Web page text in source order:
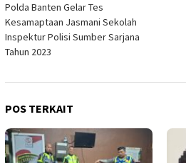
pos
Polda Banten Gelar Tes
Kesamaptaan Jasmani Sekolah
Inspektur Polisi Sumber Sarjana
Tahun 2023
POS TERKAIT